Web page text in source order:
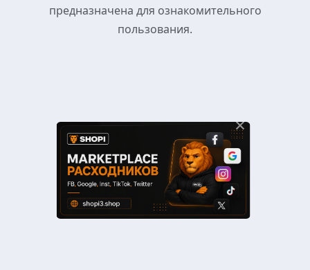
предназначена для ознакомительного
пользования.
×